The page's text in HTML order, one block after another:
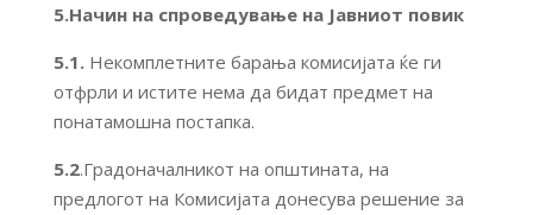
5.Начин на спроведување на Јавниот повик
5.1.Некомплетните барања комисијата ќе ги
отфрли и истите нема да бидат предмет на
понатамошна постапка.
5.2.Градоначалникот на општината, на
предлогот на Комисијата донесува решение за